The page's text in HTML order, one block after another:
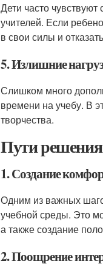
Дети часто
учителей. Если
в свои силы и
5. Излишние
Слишком много
времени на учебу. В
творчества.
Пути решения
1. Создание
Одним из важных
учебной среды. Это
а также создание
2. Поощрение